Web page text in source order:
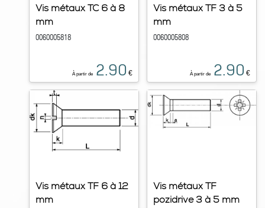
Vis métaux TC 6 à 8
mm
0060005818
À partir de 2.90 €
Vis métaux TF 3 à 5
mm
0060005808
À partir de 2.90 €
Vis métaux TF 6 à 12
mm
Vis métaux TF
pozidrive 3 à 5 mm